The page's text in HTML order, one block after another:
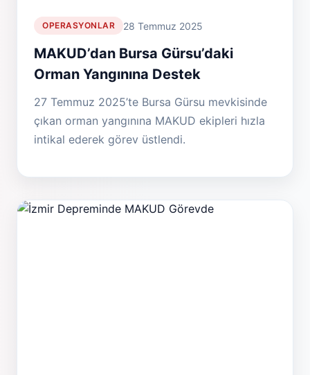
OPERASYONLAR 28 Temmuz 2025
MAKUD’dan Bursa Gürsu’daki
Orman Yangınına Destek
27 Temmuz 2025’te Bursa Gürsu mevkisinde
çıkan orman yangınına MAKUD ekipleri hızla
intikal ederek görev üstlendi.